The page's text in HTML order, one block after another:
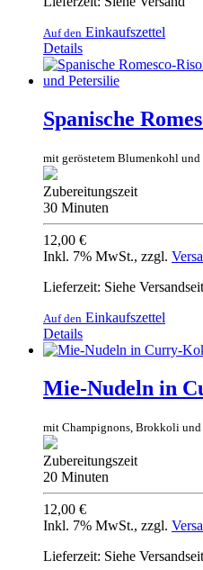
Auf den Einkaufszettel
Details
Spanische
mit geröstetem Blumenkohl und
Zubereitungszeit
30 Minuten
12,00 €
Inkl. 7% MwSt., zzgl.
Lieferzeit: Siehe
Auf den Einkaufszettel
Details
Mie-Nudeln in
mit Champignons, Brokkoli
Zubereitungszeit
20 Minuten
12,00 €
Inkl. 7% MwSt., zzgl.
Lieferzeit: Siehe